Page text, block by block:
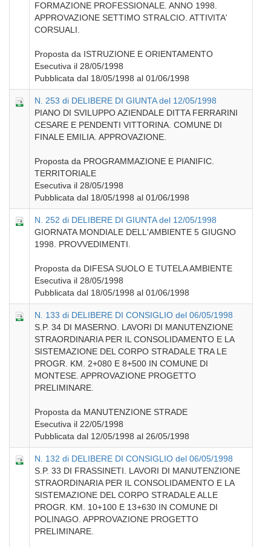
FORMAZIONE PROFESSIONALE. ANNO 1998.
APPROVAZIONE SETTIMO STRALCIO. ATTIVITA'
CORSUALI.
Proposta da ISTRUZIONE E ORIENTAMENTO
Esecutiva il 28/05/1998
Pubblicata dal 18/05/1998 al 01/06/1998
N. 253 di DELIBERE DI GIUNTA del 12/05/1998
PIANO DI SVILUPPO AZIENDALE DITTA FERRARINI
CESARE E PENDENTI VITTORINA. COMUNE DI
FINALE EMILIA. APPROVAZIONE.
Proposta da PROGRAMMAZIONE E PIANIFIC.
TERRITORIALE
Esecutiva il 28/05/1998
Pubblicata dal 18/05/1998 al 01/06/1998
N. 252 di DELIBERE DI GIUNTA del 12/05/1998
GIORNATA MONDIALE DELL'AMBIENTE 5 GIUGNO
1998. PROVVEDIMENTI.
Proposta da DIFESA SUOLO E TUTELA AMBIENTE
Esecutiva il 28/05/1998
Pubblicata dal 18/05/1998 al 01/06/1998
N. 133 di DELIBERE DI CONSIGLIO del 06/05/1998
S.P. 34 DI MASERNO. LAVORI DI MANUTENZIONE
STRAORDINARIA PER IL CONSOLIDAMENTO E LA
SISTEMAZIONE DEL CORPO STRADALE TRA LE
PROGR. KM. 2+080 E 8+500 IN COMUNE DI
MONTESE. APPROVAZIONE PROGETTO
PRELIMINARE.
Proposta da MANUTENZIONE STRADE
Esecutiva il 22/05/1998
Pubblicata dal 12/05/1998 al 26/05/1998
N. 132 di DELIBERE DI CONSIGLIO del 06/05/1998
S.P. 33 DI FRASSINETI. LAVORI DI MANUTENZIONE
STRAORDINARIA PER IL CONSOLIDAMENTO E LA
SISTEMAZIONE DEL CORPO STRADALE ALLE
PROGR. KM. 10+100 E 13+630 IN COMUNE DI
POLINAGO. APPROVAZIONE PROGETTO
PRELIMINARE.